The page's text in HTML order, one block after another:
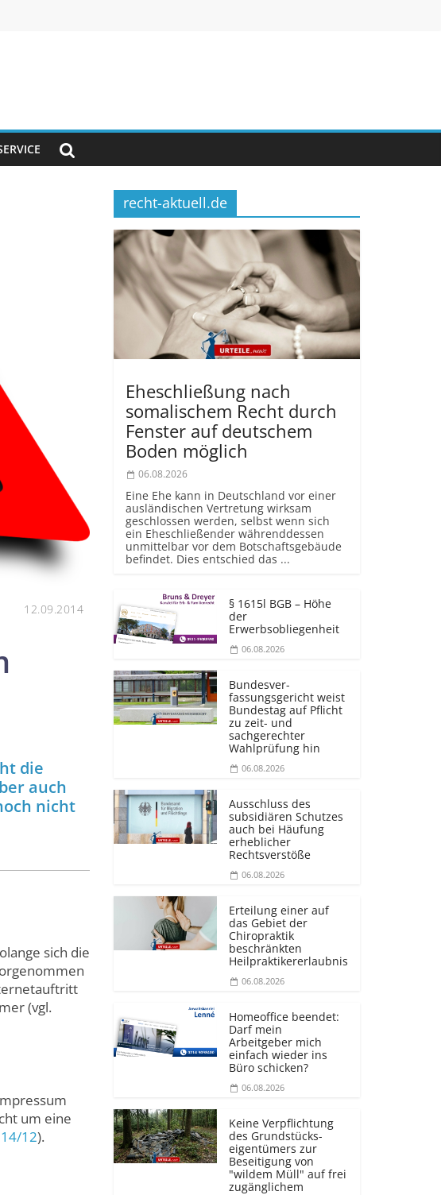
12.09.2014
die
auch
nicht
sich die
(vgl.
um eine
12).
recht-aktuell.de
Eheschließung nach
somalischem Recht durch
Fenster auf deutschem
Boden möglich
06.08.2026
Eine Ehe kann in Deutschland vor einer
ausländischen Vertretung wirksam
geschlossen werden, selbst wenn sich
ein Eheschließender währenddessen
unmittelbar vor dem Botschaftsgebäude
befindet. Dies entschied das ...
§ 1615l BGB – Höhe
der
Erwerbsobliegenheit
06.08.2026
Bundesver­
fassungsgericht weist
Bundestag auf Pflicht
zu zeit- und
sachgerechter
Wahlprüfung hin
06.08.2026
Ausschluss des
subsidiären Schutzes
auch bei Häufung
erheblicher
Rechtsverstöße
06.08.2026
Erteilung einer auf
das Gebiet der
Chiropraktik
beschränkten
Heilprakti­kererlaubnis
06.08.2026
Homeoffice beendet:
Darf mein
Arbeitgeber mich
einfach wieder ins
Büro schicken?
06.08.2026
Keine Verpflichtung
des Grundstücks­
eigentümers zur
Beseitigung von
"wildem Müll" auf frei
zugänglichem